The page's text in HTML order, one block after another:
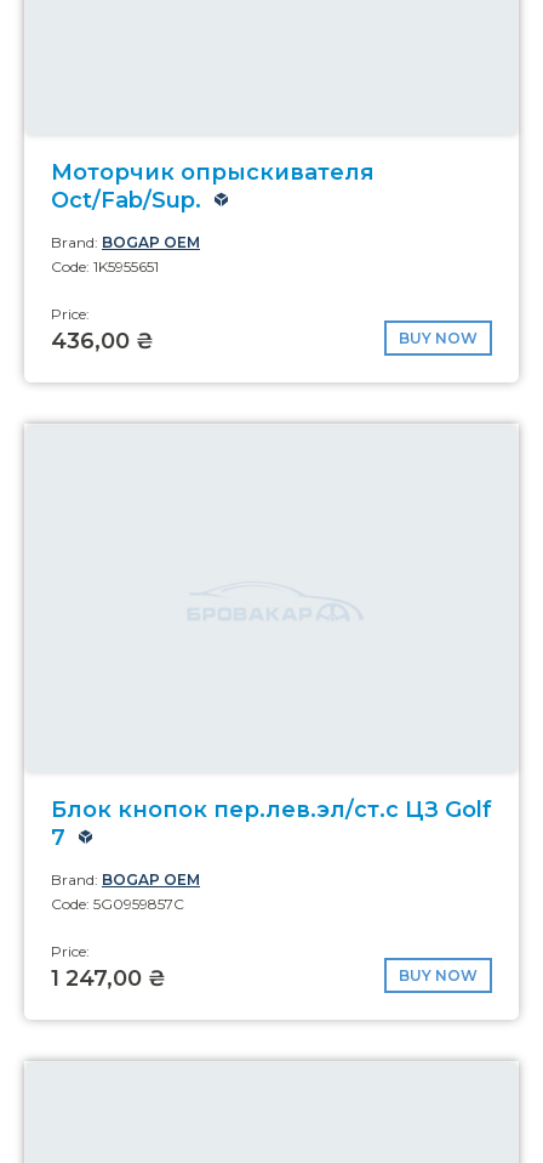
Моторчик опрыскивателя
Oct/Fab/Sup.
Brand: BOGAP OEM
Code: 1K5955651
Price:
436,00 ₴ BUY NOW
Блок кнопок пер.лев.эл/ст.с ЦЗ Golf
7
Brand: BOGAP OEM
Code: 5G0959857C
Price:
1 247,00 ₴ BUY NOW